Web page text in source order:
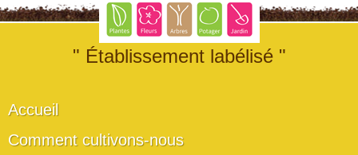
" Établissement labélisé "
Accueil
Comment cultivons-nous